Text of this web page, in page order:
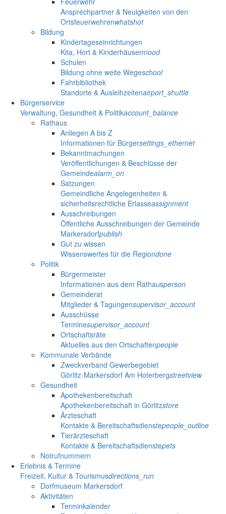
Ansprechpartner & Neuigkeiten von den
Ortsfeuerwehrenwhatshot
Bildung
Kindertageseinrichtungen
Kita, Hort & Kinderhäusermood
Schulen
Bildung ohne weite Wegeschool
Fahrbibliothek
Standorte & Ausleihzeitenairport_shuttle
Bürgerservice
Verwaltung, Gesundheit & Politikaccount_balance
Rathaus
Anliegen A bis Z
Informationen für Bürgersettings_ethernet
Bekanntmachungen
Veröffentlichungen & Beschlüsse der
Gemeindealarm_on
Satzungen
Gemeindliche Angelegenheiten &
sicherheitsrechtliche Erlasseassignment
Ausschreibungen
Öffentliche Ausschreibungen der Gemeinde
Markersdorfpublish
Gut zu wissen
Wissenswertes für die Regiondone
Politik
Bürgermeister
Informationen aus dem Rathausperson
Gemeinderat
Mitglieder & Tagungensupervisor_account
Ausschüsse
Terminesupervisor_account
Ortschaftsräte
Aktuelles aus den Ortschaftenpeople
Kommunale Verbände
Zweckverband Gewerbegebiet
Görlitz-Markersdorf Am Hoterbergstreetview
Gesundheit
Apothekenbereitschaft
Apothekenbereitschaft in Görlitzstore
Ärzteschaft
Kontakte & Bereitschaftsdienstepeople_outline
Tierärzteschaft
Kontakte & Bereitschaftsdienstepets
Notrufnummern
Erlebnis & Termine
Freizeit, Kultur & Tourismusdirections_run
Dorfmuseum Markersdorf
Aktivitäten
Terminkalender